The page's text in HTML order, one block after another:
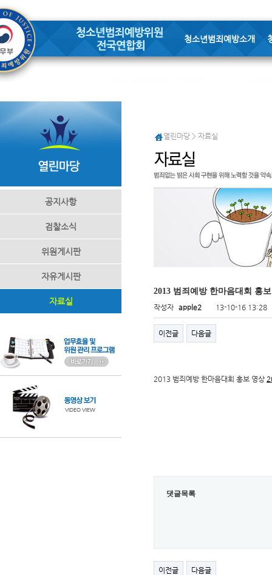
청소년범죄예방소개
공지사항
검찰소식
위원게시판
자유게시판
자료실
열린마당 > 자료실
2013 범죄예방 한마음대회 홍
작성자 apple2 13-10-16 13:28
이전글 다음글
2013 범죄예방 한마음대회 홍보 영상
댓글목록
이전글 다음글